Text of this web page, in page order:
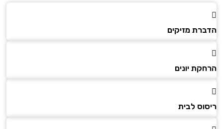
הדברת מזיקים
הרחקת יונים
ריסוס לבית